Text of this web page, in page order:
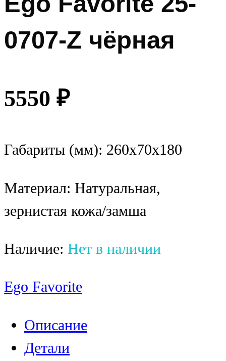
0707-Z чёрная
5550 ₽
Габариты (мм): 260x70x180
Материал: Натуральная,
зернистая кожа/замша
Наличие: Нет в наличии
Ego Favorite
Описание
Детали